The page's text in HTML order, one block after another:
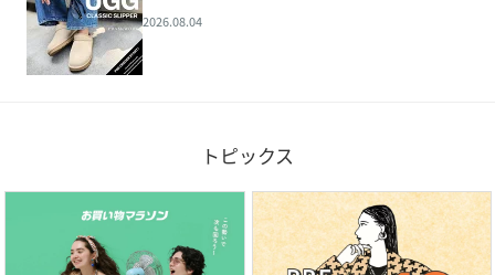
2026.08.04
トピックス